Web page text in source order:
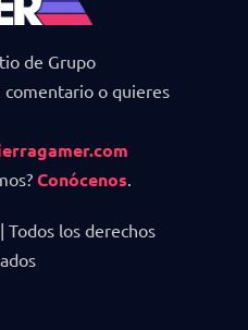
de Grupo
comentario o quieres
Conócenos.
los derechos